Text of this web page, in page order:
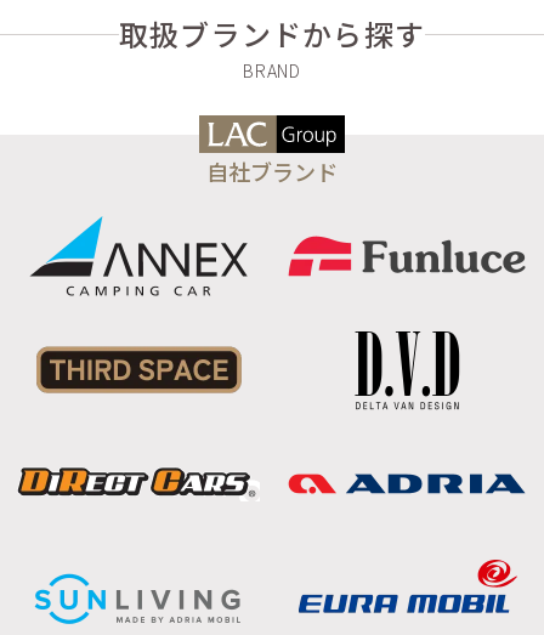
取扱ブランドから探す
自社ブランド